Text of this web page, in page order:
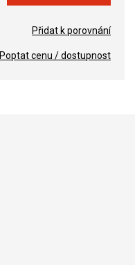
Přidat k porovnání
Poptat cenu / dostupnost